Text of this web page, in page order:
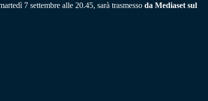
7 settembre alle 20.45, sarà trasmesso da Mediaset sul